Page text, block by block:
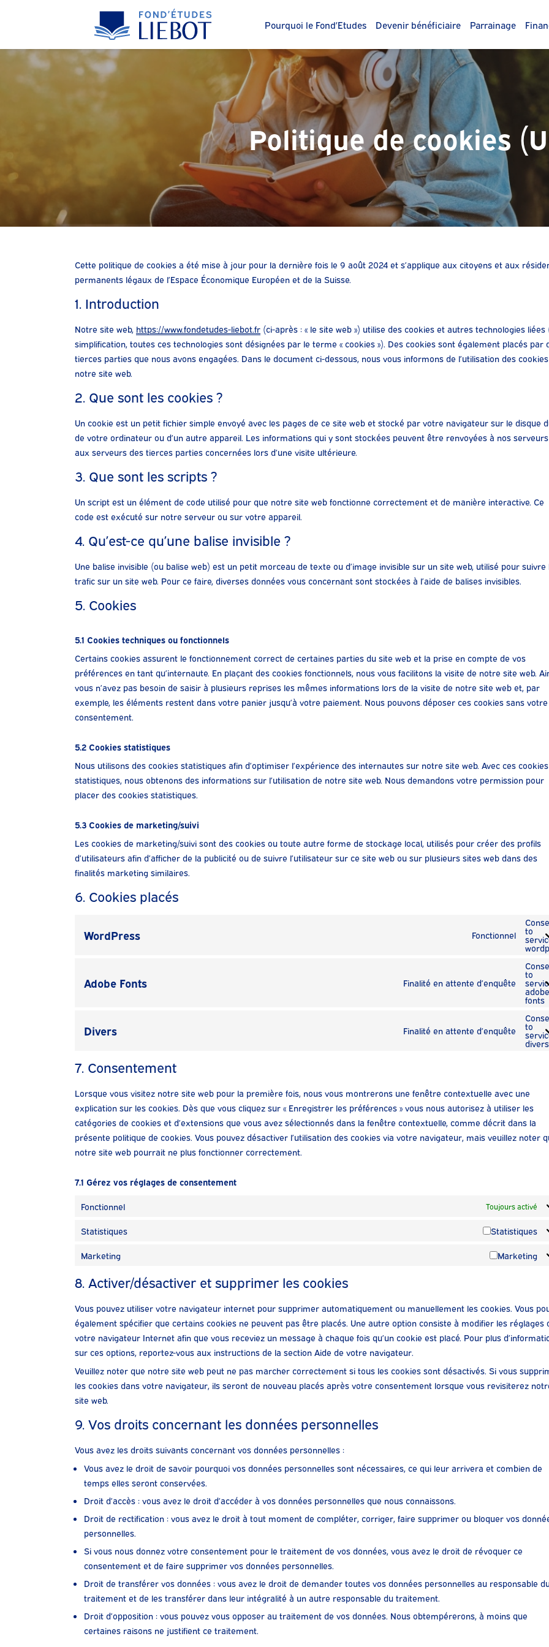
Pourquoi le Fond’Etudes Devenir bénéficiaire Parrainage
Politique de cookies
Cette politique de cookies a été mise à jour pour la dernière fois le 9 août 2024 et s’applique aux citoyens et aux
permanents légaux de l’Espace Économique Européen et de la Suisse.
1. Introduction
Notre site web, https://www.fondetudes-liebot.fr (ci-après : « le site web ») utilise des cookies et autres technologies liées
simplification, toutes ces technologies sont désignées par le terme « cookies »). Des cookies sont également placés par
tierces parties que nous avons engagées. Dans le document ci-dessous, nous vous informons de l’utilisation des
notre site web.
2. Que sont les cookies ?
Un cookie est un petit fichier simple envoyé avec les pages de ce site web et stocké par votre navigateur sur le disque
de votre ordinateur ou d’un autre appareil. Les informations qui y sont stockées peuvent être renvoyées à nos
aux serveurs des tierces parties concernées lors d’une visite ultérieure.
3. Que sont les scripts ?
Un script est un élément de code utilisé pour que notre site web fonctionne correctement et de manière interactive. Ce
code est exécuté sur notre serveur ou sur votre appareil.
4. Qu’est-ce qu’une balise invisible ?
Une balise invisible (ou balise web) est un petit morceau de texte ou d’image invisible sur un site web, utilisé pour suivre
trafic sur un site web. Pour ce faire, diverses données vous concernant sont stockées à l’aide de balises invisibles.
5. Cookies
5.1 Cookies techniques ou fonctionnels
Certains cookies assurent le fonctionnement correct de certaines parties du site web et la prise en compte de vos
préférences en tant qu’internaute. En plaçant des cookies fonctionnels, nous vous facilitons la visite de notre site web.
vous n’avez pas besoin de saisir à plusieurs reprises les mêmes informations lors de la visite de notre site web et, par
exemple, les éléments restent dans votre panier jusqu’à votre paiement. Nous pouvons déposer ces cookies sans votre
consentement.
5.2 Cookies statistiques
Nous utilisons des cookies statistiques afin d’optimiser l’expérience des internautes sur notre site web. Avec ces cookies
statistiques, nous obtenons des informations sur l’utilisation de notre site web. Nous demandons votre permission pour
placer des cookies statistiques.
5.3 Cookies de marketing/suivi
Les cookies de marketing/suivi sont des cookies ou toute autre forme de stockage local, utilisés pour créer des profils
d’utilisateurs afin d’afficher de la publicité ou de suivre l’utilisateur sur ce site web ou sur plusieurs sites web dans des
finalités marketing similaires.
6. Cookies placés
WordPress Fonctionnel to
Adobe Fonts Finalité en attente d’enquête
to
fonts
Divers Finalité en attente d’enquête to
divers
7. Consentement
Lorsque vous visitez notre site web pour la première fois, nous vous montrerons une fenêtre contextuelle avec une
explication sur les cookies. Dès que vous cliquez sur « Enregistrer les préférences » vous nous autorisez à utiliser les
catégories de cookies et d’extensions que vous avez sélectionnés dans la fenêtre contextuelle, comme décrit dans la
présente politique de cookies. Vous pouvez désactiver l’utilisation des cookies via votre navigateur, mais veuillez noter
notre site web pourrait ne plus fonctionner correctement.
7.1 Gérez vos réglages de consentement
Fonctionnel Toujours activé
Statistiques Statistiques
Marketing Marketing
8. Activer/désactiver et supprimer les cookies
Vous pouvez utiliser votre navigateur internet pour supprimer automatiquement ou manuellement les cookies. Vous
également spécifier que certains cookies ne peuvent pas être placés. Une autre option consiste à modifier les réglages
votre navigateur Internet afin que vous receviez un message à chaque fois qu’un cookie est placé. Pour plus
sur ces options, reportez-vous aux instructions de la section Aide de votre navigateur.
Veuillez noter que notre site web peut ne pas marcher correctement si tous les cookies sont désactivés. Si vous
les cookies dans votre navigateur, ils seront de nouveau placés après votre consentement lorsque vous revisiterez
site web.
9. Vos droits concernant les données personnelles
Vous avez les droits suivants concernant vos données personnelles :
Vous avez le droit de savoir pourquoi vos données personnelles sont nécessaires, ce qui leur arrivera et combien de
temps elles seront conservées.
Droit d’accès : vous avez le droit d’accéder à vos données personnelles que nous connaissons.
Droit de rectification : vous avez le droit à tout moment de compléter, corriger, faire supprimer ou bloquer vos
personnelles.
Si vous nous donnez votre consentement pour le traitement de vos données, vous avez le droit de révoquer ce
consentement et de faire supprimer vos données personnelles.
Droit de transférer vos données : vous avez le droit de demander toutes vos données personnelles au responsable
traitement et de les transférer dans leur intégralité à un autre responsable du traitement.
Droit d’opposition : vous pouvez vous opposer au traitement de vos données. Nous obtempérerons, à moins que
certaines raisons ne justifient ce traitement.